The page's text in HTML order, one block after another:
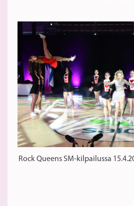
Rock Queens SM-kilpailussa